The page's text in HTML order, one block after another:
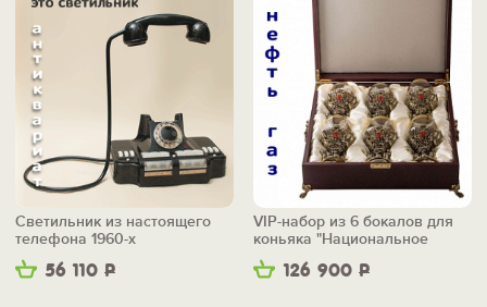
56 110 Р
Светильник из настоящего
телефона 1960-х
126 900 Р
VIP-набор из 6 бокалов для
коньяка "Национальное
достояние"